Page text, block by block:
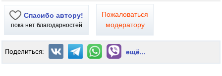
Спасибо автору!
пока нет благодарностей
Пожаловаться
модератору
Поделиться: ещё...